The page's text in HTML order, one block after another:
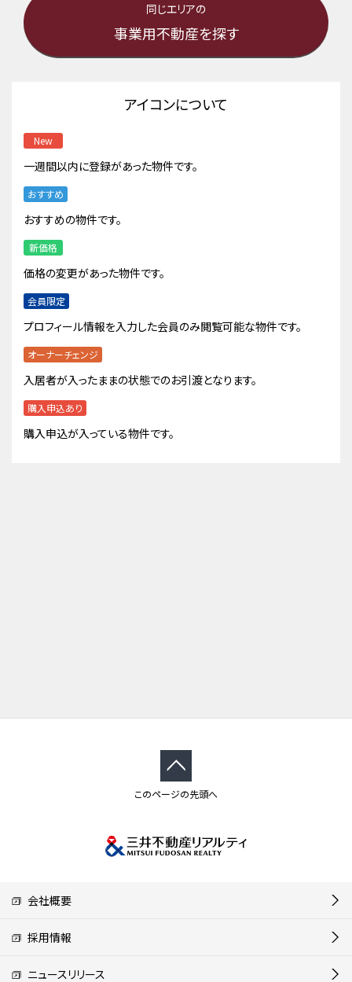
同じエリアの
事業用不動産を探す
アイコンについて
New
一週間以内に登録があった物件です。
おすすめ
おすすめの物件です。
新価格
価格の変更があった物件です。
会員限定
プロフィール情報を入力した会員のみ閲覧可能な物件です。
オーナーチェンジ
入居者が入ったままの状態でのお引渡となります。
購入申込あり
購入申込が入っている物件です。
このページの先頭へ
会社概要
採用情報
ニュースリリース